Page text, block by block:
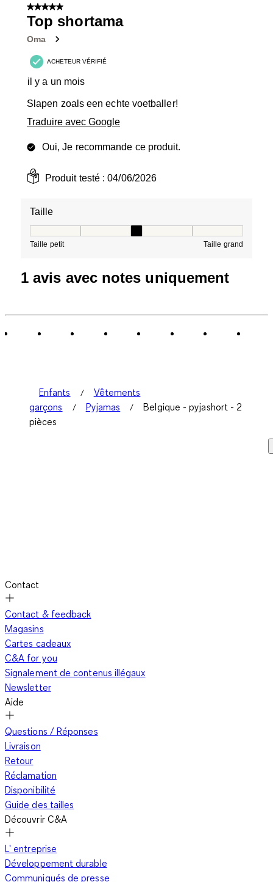
5 sur 5 étoiles.
Top shortama
Oma
ACHETEUR VÉRIFIÉ
il y a un mois
Slapen zoals een echte voetballer!
Traduire avec Google
Oui, Je recommande ce produit.
Produit testé :04/06/2026
Taille
Taille petit Taille grand
1 avis avec notes uniquement
Enfants
Vêtements
garçons
Pyjamas
Belgique - pyjashort - 2
pièces
Contact
Contact & feedback
Magasins
Cartes cadeaux
C&A for you
Signalement de contenus illégaux
Newsletter
Aide
Questions / Réponses
Livraison
Retour
Réclamation
Disponibilité
Guide des tailles
Découvrir C&A
L' entreprise
Développement durable
Communiqués de presse